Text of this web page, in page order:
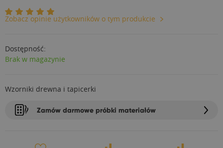
Zobacz opinie użytkowników o tym produkcie
Dostępność:
Brak w magazynie
Wzorniki drewna i tapicerki
Zamów darmowe próbki materiałów